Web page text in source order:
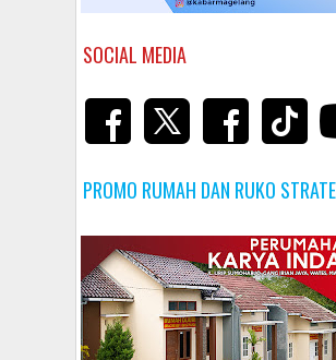
SOCIAL MEDIA
PROMO RUMAH DAN RUKO